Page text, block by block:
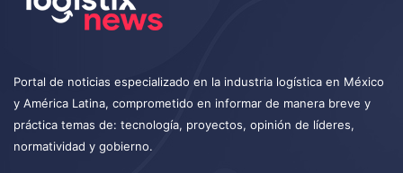
Portal de noticias especializado en la industria logística en México
y América Latina, comprometido en informar de manera breve y
práctica temas de: tecnología, proyectos, opinión de líderes,
normatividad y gobierno.